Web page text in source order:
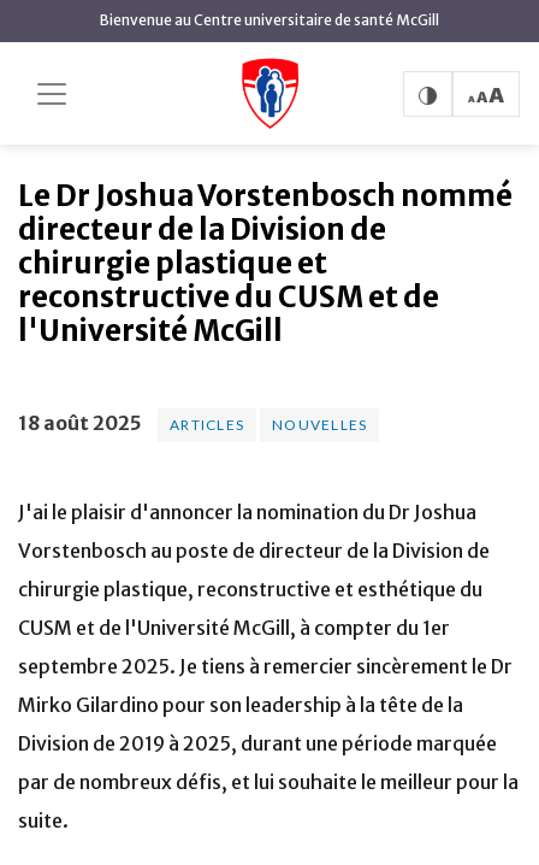
principal
Bienvenue au Centre universitaire de santé McGill
Articles
Le Dr Joshua Vorstenbosch
nommé directeur de la Division de chirurgie plastique et
reconstructive du CUSM et de l'Université McGill
Le Dr Joshua Vorstenbosch nommé
directeur de la Division de
chirurgie plastique et
reconstructive du CUSM et de
l'Université McGill
18 août 2025 ARTICLES NOUVELLES
J'ai le plaisir d'annoncer la nomination du Dr Joshua
Vorstenbosch au poste de directeur de la Division de
chirurgie plastique, reconstructive et esthétique du
CUSM et de l'Université McGill, à compter du 1er
septembre 2025. Je tiens à remercier sincèrement le Dr
Mirko Gilardino pour son leadership à la tête de la
Division de 2019 à 2025, durant une période marquée
par de nombreux défis, et lui souhaite le meilleur pour la
suite.